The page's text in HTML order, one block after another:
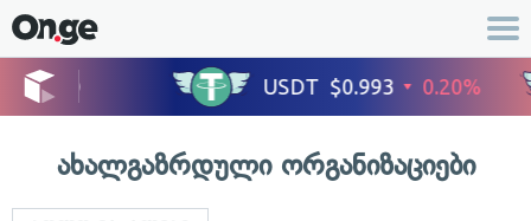
ახალგაზრდული ორგანიზაციები